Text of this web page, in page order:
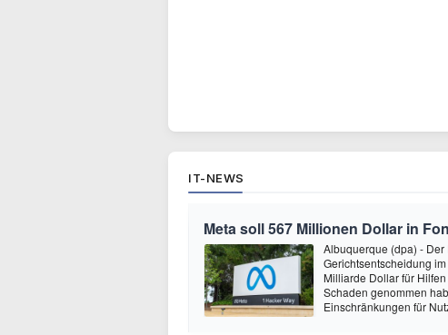
IT-NEWS
Meta soll 567 Millionen Dollar in
Albuquerque (dpa) -
Gerichtsentscheidung
Milliarde Dollar für
Schaden genommen
Einschränkungen für